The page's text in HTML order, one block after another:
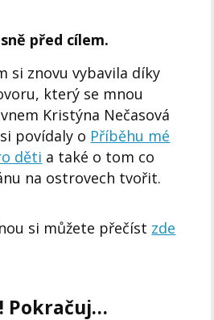
před cílem.
si znovu vybavila díky
který se mnou
Kristýna Nečasová
povídaly o Příběhu mé
děti a také o tom co
na ostrovech tvořit.
si můžete přečíst zde
Pokračuj…